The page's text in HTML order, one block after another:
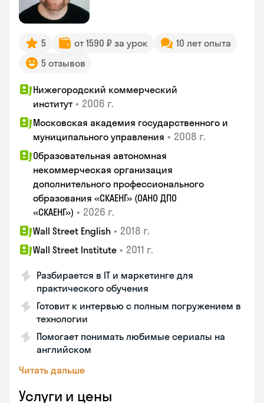
5 от 1590 ₽ за урок
10 лет опыта
5 отзывов
Нижегородский коммерческий
институт • 2006 г.
Московская академия государственного и
муниципального управления • 2008 г.
Образовательная автономная
некоммерческая организация
дополнительного профессионального
образования «СКАЕНГ» (ОАНО ДПО
«СКАЕНГ») • 2026 г.
Wall Street English • 2018 г.
Wall Street Institute • 2011 г.
Разбирается в IT и маркетинге для
практического обучения
Готовит к интервью с полным погружением в
технологии
Помогает понимать любимые сериалы на
английском
Читать дальше
Услуги и цены